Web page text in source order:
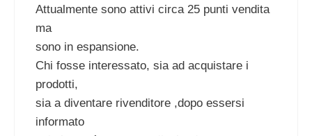
Attualmente sono attivi circa 25 punti vendita
ma
sono in espansione.
Chi fosse interessato, sia ad acquistare i
prodotti,
sia a diventare rivenditore ,dopo essersi
informato